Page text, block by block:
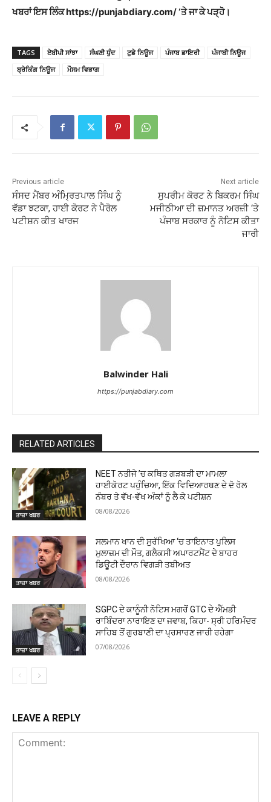
ਖਬਰਾਂ ਇਸ ਲਿੰਕ https://punjabdiary.com/ ‘ਤੇ ਜਾ ਕੇ ਪੜ੍ਹੋ।
TAGS ਏਬੀਪੀ ਸਾਂਝਾ ਸੰਘਣੀ ਧੁੰਦ ਟੁਡੇ ਨਿਊਜ ਪੰਜਾਬ ਡਾਇਰੀ
ਪੰਜਾਬੀ ਨਿਊਜ
ਬ੍ਰੇਕਿੰਗ ਨਿਊਜ
ਮੌਸਮ ਵਿਭਾਗ
Previous article
ਸੰਸਦ ਮੈਂਬਰ ਅੰਮ੍ਰਿਤਪਾਲ ਸਿੰਘ ਨੂੰ
ਵੱਡਾ ਝਟਕਾ, ਹਾਈ ਕੋਰਟ ਨੇ ਪੈਰੋਲ
ਪਟੀਸ਼ਨ ਕੀਤ ਖਾਰਜ
Next article
ਸੁਪਰੀਮ ਕੋਰਟ ਨੇ ਬਿਕਰਮ ਸਿੰਘ
ਮਜੀਠੀਆ ਦੀ ਜ਼ਮਾਨਤ ਅਰਜ਼ੀ ‘ਤੇ
ਪੰਜਾਬ ਸਰਕਾਰ ਨੂੰ ਨੋਟਿਸ ਕੀਤਾ
ਜਾਰੀ
Balwinder Hali
https://punjabdiary.com
RELATED ARTICLES
ਤਾਜ਼ਾ ਖਬਰ
NEET ਨਤੀਜੇ ’ਚ ਕਥਿਤ ਗੜਬੜੀ ਦਾ ਮਾਮਲਾ
ਹਾਈਕੋਰਟ ਪਹੁੰਚਿਆ, ਇੱਕ ਵਿਦਿਆਰਥਣ ਦੇ ਦੋ ਰੋਲ
ਨੰਬਰ ਤੇ ਵੱਖ-ਵੱਖ ਅੰਕਾਂ ਨੂੰ ਲੈ ਕੇ ਪਟੀਸ਼ਨ
08/08/2026
ਤਾਜ਼ਾ ਖਬਰ
ਸਲਮਾਨ ਖਾਨ ਦੀ ਸੁਰੱਖਿਆ ‘ਚ ਤਾਇਨਾਤ ਪੁਲਿਸ
ਮੁਲਾਜ਼ਮ ਦੀ ਮੌਤ, ਗਲੈਕਸੀ ਅਪਾਰਟਮੈਂਟ ਦੇ ਬਾਹਰ
ਡਿਊਟੀ ਦੌਰਾਨ ਵਿਗੜੀ ਤਬੀਅਤ
08/08/2026
ਤਾਜ਼ਾ ਖਬਰ
SGPC ਦੇ ਕਾਨੂੰਨੀ ਨੋਟਿਸ ਮਗਰੋਂ GTC ਦੇ ਐੱਮਡੀ
ਰਾਬਿੰਦਰਾ ਨਾਰਾਇਣ ਦਾ ਜਵਾਬ, ਕਿਹਾ- ਸ੍ਰੀ ਹਰਿਮੰਦਰ
ਸਾਹਿਬ ਤੋਂ ਗੁਰਬਾਣੀ ਦਾ ਪ੍ਰਸਾਰਣ ਜਾਰੀ ਰਹੇਗਾ
07/08/2026
LEAVE A REPLY